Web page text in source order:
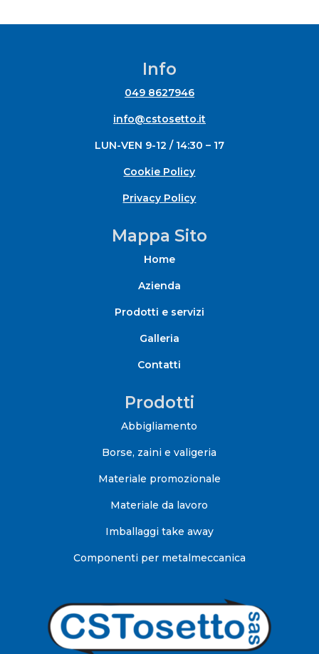
Info
049 8627946
info@cstosetto.it
LUN-VEN 9-12 / 14:30 – 17
Cookie Policy
Privacy Policy
Mappa Sito
Home
Azienda
Prodotti e servizi
Galleria
Contatti
Prodotti
Abbigliamento
Borse, zaini e valigeria
Materiale promozionale
Materiale da lavoro
Imballaggi take away
Componenti per metalmeccanica